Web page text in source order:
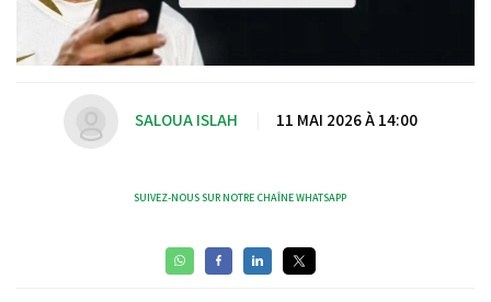
SALOUA ISLAH 11 MAI 2026 À 14:00
SUIVEZ-NOUS SUR NOTRE CHAÎNE WHATSAPP